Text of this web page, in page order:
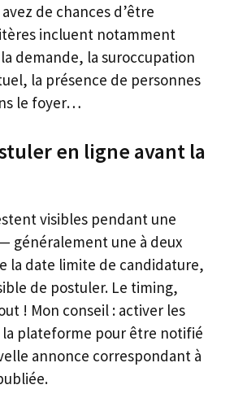
de chances d’être
incluent notamment
demande, la suroccupation
la présence de personnes
le foyer…
en ligne avant la
visibles pendant une
généralement une à deux
la date limite de candidature,
de postuler. Le timing,
! Mon conseil : activer les
la plateforme pour être notifié
annonce correspondant à